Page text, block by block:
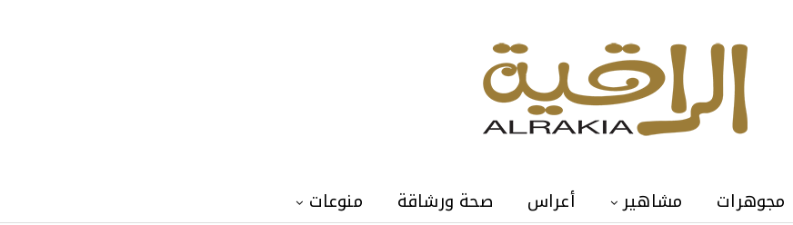
مجوهرات مشاهير أعراس صحة ورشاقة منوعات